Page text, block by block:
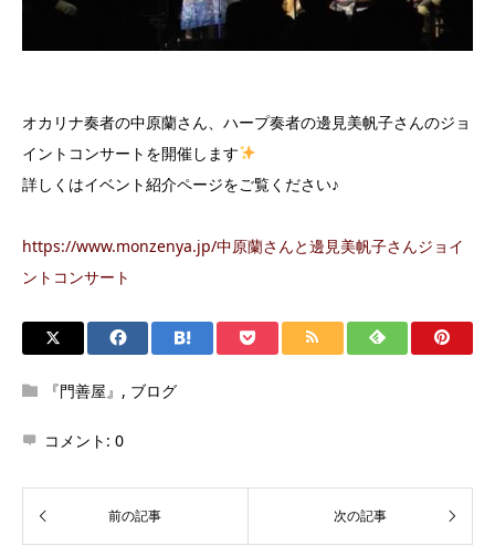
オカリナ奏者の中原蘭さん、ハープ奏者の邊見美帆子さんのジョ
イントコンサートを開催します
詳しくはイベント紹介ページをご覧ください♪
https://www.monzenya.jp/中原蘭さんと邊見美帆子さんジョイ
ントコンサート
『門善屋』 , ブログ
コメント: 0